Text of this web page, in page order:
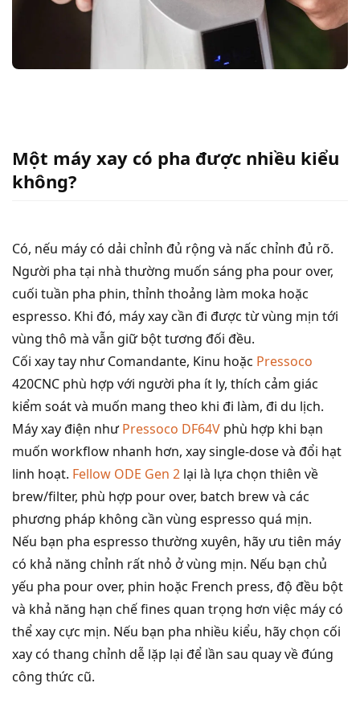
Một máy xay có pha được nhiều kiểu
không?
Có, nếu máy có dải chỉnh đủ rộng và nấc chỉnh đủ rõ.
Người pha tại nhà thường muốn sáng pha pour over,
cuối tuần pha phin, thỉnh thoảng làm moka hoặc
espresso. Khi đó, máy xay cần đi được từ vùng mịn tới
vùng thô mà vẫn giữ bột tương đối đều.
Cối xay tay như Comandante, Kinu hoặc Pressoco
420CNC phù hợp với người pha ít ly, thích cảm giác
kiểm soát và muốn mang theo khi đi làm, đi du lịch.
Máy xay điện nhưPressoco DF64V phù hợp khi bạn
muốn workflow nhanh hơn, xay single-dose và đổi hạt
linh hoạt. Fellow ODE Gen 2 lại là lựa chọn thiên về
brew/filter, phù hợp pour over, batch brew và các
phương pháp không cần vùng espresso quá mịn.
Nếu bạn pha espresso thường xuyên, hãy ưu tiên máy
có khả năng chỉnh rất nhỏ ở vùng mịn. Nếu bạn chủ
yếu pha pour over, phin hoặc French press, độ đều bột
và khả năng hạn chế fines quan trọng hơn việc máy có
thể xay cực mịn. Nếu bạn pha nhiều kiểu, hãy chọn cối
xay có thang chỉnh dễ lặp lại để lần sau quay về đúng
công thức cũ.